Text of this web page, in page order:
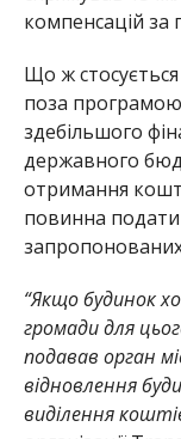
компенсацій
Що ж
поза
здебільшого
державного
отримання
повинна подати
“Якщо будинок
громади для
подавав орган
відновлення
виділення